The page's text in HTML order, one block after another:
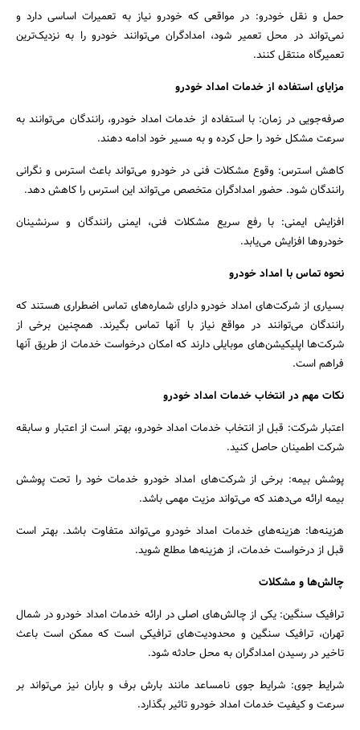
حمل و نقل خودرو: در مواقعی که خودرو نیاز به تعمیرات اساسی دارد و
نمی‌تواند در محل تعمیر شود، امدادگران می‌توانند خودرو را به نزدیک‌ترین
تعمیرگاه منتقل کنند.
مزایای استفاده از خدمات امداد خودرو
صرفه‌جویی در زمان: با استفاده از خدمات امداد خودرو، رانندگان می‌توانند به
سرعت مشکل خود را حل کرده و به مسیر خود ادامه دهند.
کاهش استرس: وقوع مشکلات فنی در خودرو می‌تواند باعث استرس و نگرانی
رانندگان شود. حضور امدادگران متخصص می‌تواند این استرس را کاهش دهد.
افزایش ایمنی: با رفع سریع مشکلات فنی، ایمنی رانندگان و سرنشینان
خودروها افزایش می‌یابد.
نحوه تماس با امداد خودرو
بسیاری از شرکت‌های امداد خودرو دارای شماره‌های تماس اضطراری هستند که
رانندگان می‌توانند در مواقع نیاز با آنها تماس بگیرند. همچنین برخی از
شرکت‌ها اپلیکیشن‌های موبایلی دارند که امکان درخواست خدمات از طریق آنها
فراهم است.
نکات مهم در انتخاب خدمات امداد خودرو
اعتبار شرکت: قبل از انتخاب خدمات امداد خودرو، بهتر است از اعتبار و سابقه
شرکت اطمینان حاصل کنید.
پوشش بیمه: برخی از شرکت‌های امداد خودرو خدمات خود را تحت پوشش
بیمه ارائه می‌دهند که می‌تواند مزیت مهمی باشد.
هزینه‌ها: هزینه‌های خدمات امداد خودرو می‌تواند متفاوت باشد. بهتر است
قبل از درخواست خدمات، از هزینه‌ها مطلع شوید.
چالش‌ها و مشکلات
ترافیک سنگین: یکی از چالش‌های اصلی در ارائه خدمات امداد خودرو در شمال
تهران، ترافیک سنگین و محدودیت‌های ترافیکی است که ممکن است باعث
تاخیر در رسیدن امدادگران به محل حادثه شود.
شرایط جوی: شرایط جوی نامساعد مانند بارش برف و باران نیز می‌تواند بر
سرعت و کیفیت خدمات امداد خودرو تاثیر بگذارد.